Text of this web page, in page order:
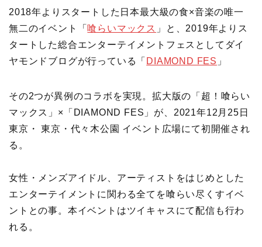
2018年よりスタートした日本最大級の食×音楽の唯一
無二のイベント「 喰らいマックス 」と、2019年よりス
タートした総合エンターテイメントフェスとしてダイ
ヤモンドブログが行っている「 DIAMOND FES 」
その2つが異例のコラボを実現。拡大版の「超！喰らい
マックス」×「DIAMOND FES」が、2021年12月25日
東京・ 東京・代々木公園 イベント広場にて初開催され
る。
女性・メンズアイドル、アーティストをはじめとした
エンターテイメントに関わる全てを喰らい尽くすイベ
ントとの事。本イベントはツイキャスにて配信も行わ
れる。